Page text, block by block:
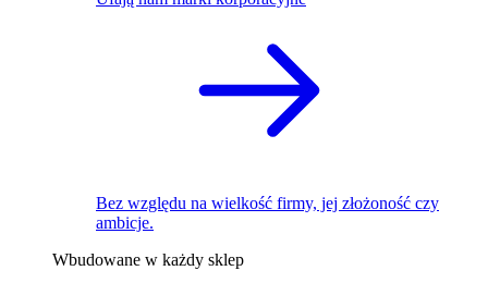
Bez względu na wielkość firmy, jej złożoność czy
ambicje.
Wbudowane w każdy sklep